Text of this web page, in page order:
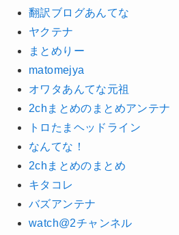
翻訳ブログあんてな
ヤクテナ
まとめりー
matomejya
オワタあんてな元祖
2chまとめのまとめアンテナ
トロたまヘッドライン
なんてな！
2chまとめのまとめ
キタコレ
バズアンテナ
watch@2チャンネル